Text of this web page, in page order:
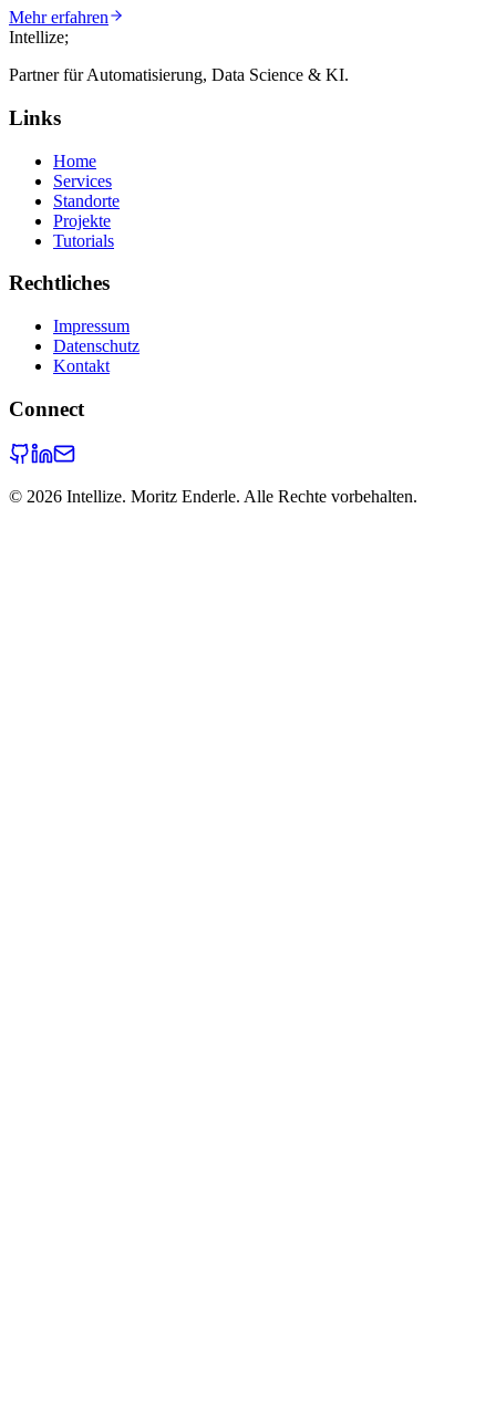
Mehr erfahren
Intellize;
Partner für Automatisierung, Data Science & KI.
Links
Home
Services
Standorte
Projekte
Tutorials
Rechtliches
Impressum
Datenschutz
Kontakt
Connect
© 2026 Intellize. Moritz Enderle. Alle Rechte vorbehalten.